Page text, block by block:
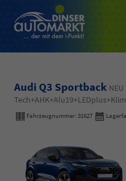
Audi Q3 Sportback
Fahrzeugnummer: 31627